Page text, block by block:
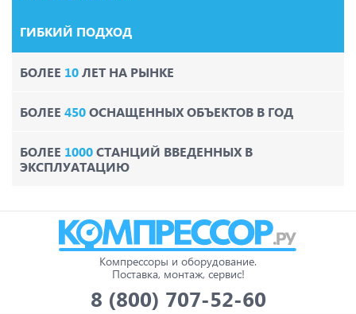
ГИБКИЙ ПОДХОД
БОЛЕЕ 10ЛЕТ НА РЫНКЕ
БОЛЕЕ 450ОСНАЩЕННЫХ ОБЪЕКТОВ В ГОД
БОЛЕЕ 1000СТАНЦИЙ ВВЕДЕННЫХ В
ЭКСПЛУАТАЦИЮ
Компрессоры и оборудование.
Поставка, монтаж, сервис!
8 (800) 707-52-60